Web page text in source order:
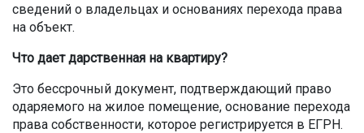
сведений о владельцах и основаниях перехода права
на объект.
Что дает дарственная на квартиру?
Это бессрочный документ, подтверждающий право
одаряемого на жилое помещение, основание перехода
права собственности, которое регистрируется в ЕГРН.